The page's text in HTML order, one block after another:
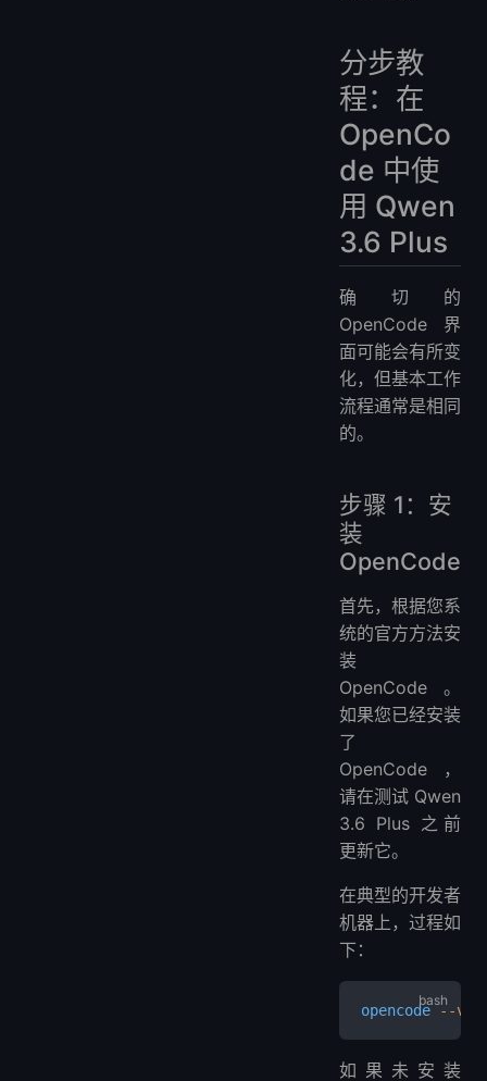
分步教
程：在
OpenCo
de 中使
用 Qwen
3.6 Plus
确切的
OpenCode 界
面可能会有所变
化，但基本工作
流程通常是相同
的。
步骤 1：安
装
OpenCode
首先，根据您系
统的官方方法安
装
OpenCode。
如果您已经安装
了
OpenCode，
请在测试 Qwen
3.6 Plus 之前
更新它。
在典型的开发者
机器上，过程如
下：
opencode --
如果未安装